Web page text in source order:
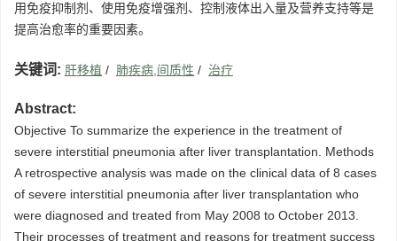
用免疫抑制剂、使用免疫增强剂、控制液体出入量及营养支持等是
提高治愈率的重要因素。
关键词: 肝移植 / 肺疾病,间质性 / 治疗
Abstract:
Objective To summarize the experience in the treatment of
severe interstitial pneumonia after liver transplantation. Methods
A retrospective analysis was made on the clinical data of 8 cases
of severe interstitial pneumonia after liver transplantation who
were diagnosed and treated from May 2008 to October 2013.
Their processes of treatment and reasons for treatment success